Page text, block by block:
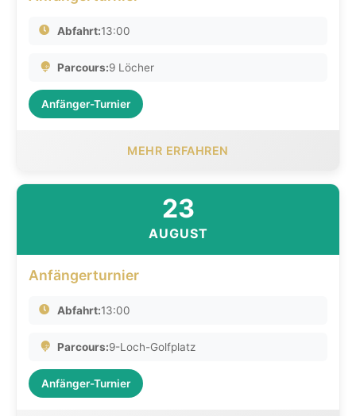
Abfahrt:13:00
Parcours:9 Löcher
Anfänger-Turnier
MEHR ERFAHREN
23
AUGUST
Anfängerturnier
Abfahrt:13:00
Parcours:9-Loch-Golfplatz
Anfänger-Turnier